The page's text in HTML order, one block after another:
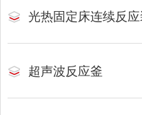
光热固定床连续反
超声波反应釜